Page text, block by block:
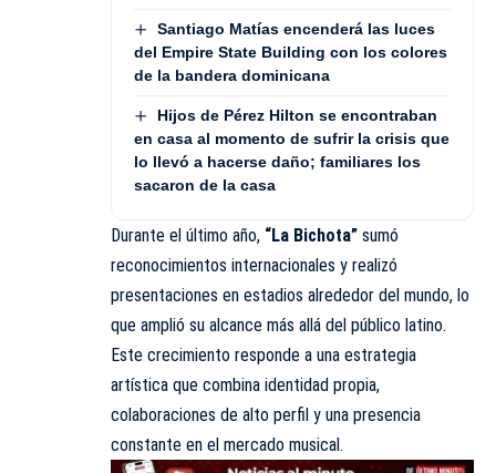
Santiago Matías encenderá las luces
del Empire State Building con los colores
de la bandera dominicana
Hijos de Pérez Hilton se encontraban
en casa al momento de sufrir la crisis que
lo llevó a hacerse daño; familiares los
sacaron de la casa
Durante el último año, “La Bichota” sumó
reconocimientos internacionales y realizó
presentaciones en estadios alrededor del mundo, lo
que amplió su alcance más allá del público latino.
Este crecimiento responde a una estrategia
artística que combina identidad propia,
colaboraciones de alto perfil y una presencia
constante en el mercado musical.